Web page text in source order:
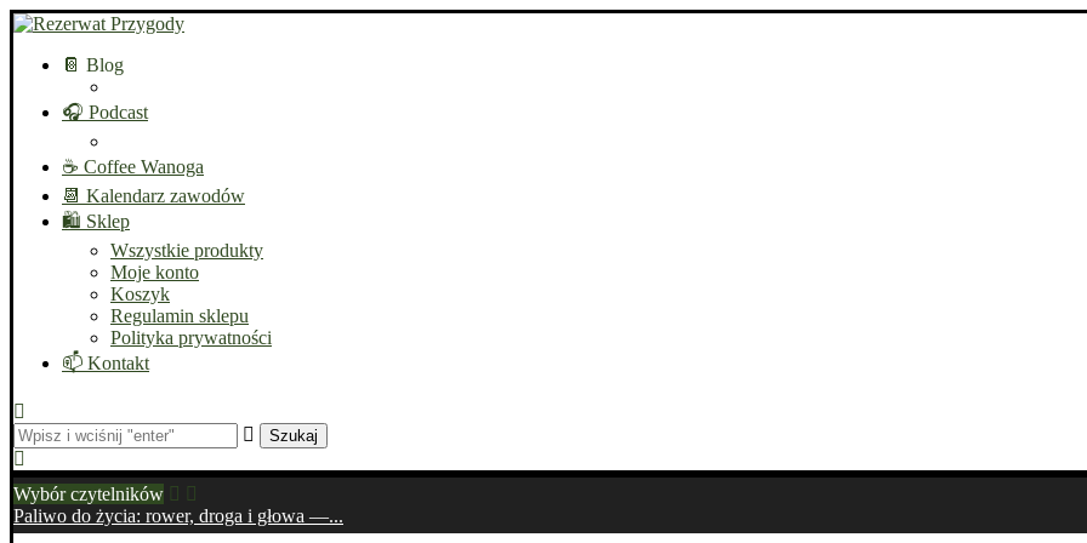
📔 Blog
🎧 Podcast
☕ Coffee Wanoga
📆 Kalendarz zawodów
🛍️ Sklep
Wszystkie produkty
Moje konto
Koszyk
Regulamin sklepu
Polityka prywatności
📫 Kontakt
Szukaj
Wybór czytelników
Paliwo do życia: rower, droga i głowa —...